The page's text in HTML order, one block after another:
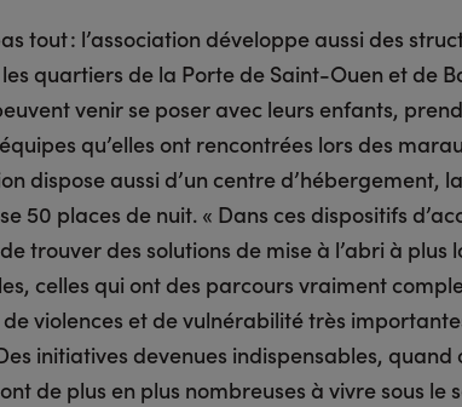
tout : l’association développe aussi des
quartiers de la Porte de Saint-Ouen et de
venir se poser avec leurs enfants,
qu’elles ont rencontrées lors des
dispose aussi d’un centre d’hébergement,
50 places de nuit. « Dans ces dispositifs
trouver des solutions de mise à l’abri à plus
celles qui ont des parcours vraiment
violences et de vulnérabilité très
initiatives devenues indispensables, quand
de plus en plus nombreuses à vivre sous le